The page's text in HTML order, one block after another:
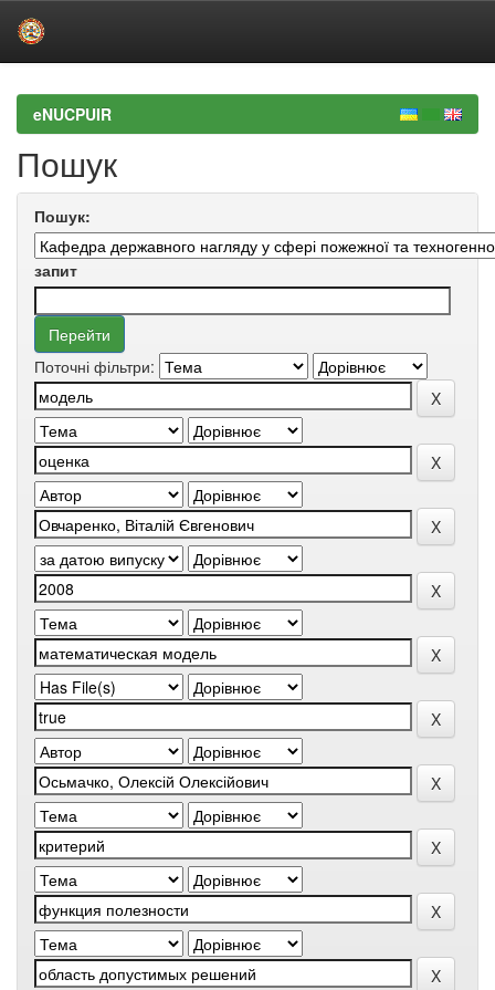
navigationeNUCPUIR
Пошук
Пошук:
запит
Поточні фільтри: